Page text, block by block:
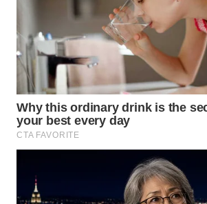
sem criar riscos no metal;
Suco de limão: o agente cítrico
brilho natural do alumínio;
Vinagre de álcool: excelente
resíduos de queimado
Detergente neutro: para
total da oleosidade residual;
Esponja de nylon: o suporte